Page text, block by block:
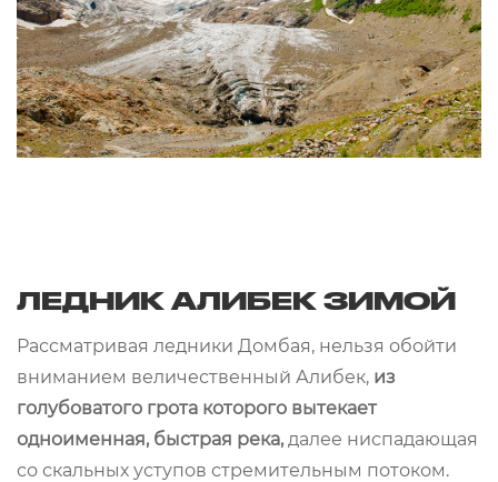
ЛЕДНИК АЛИБЕК ЗИМОЙ
Рассматривая ледники Домбая, нельзя обойти
вниманием величественный Алибек, из
голубоватого грота которого вытекает
одноименная, быстрая река,далее ниспадающая
со скальных уступов стремительным потоком.